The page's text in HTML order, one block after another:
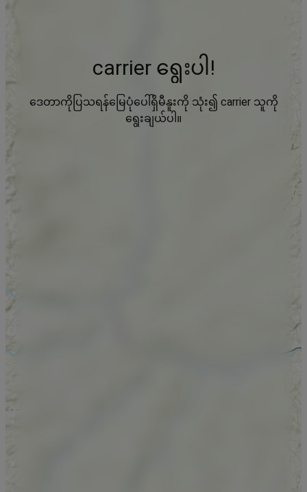
carrier ရွေးပါ!
ဒေတာကိုပြသရန်မြေပုံပေါ်ရှိမီနူးကို သုံး၍ carrier သူကို
ရွေးချယ်ပါ။